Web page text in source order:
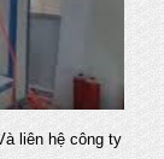
liên hệ công ty